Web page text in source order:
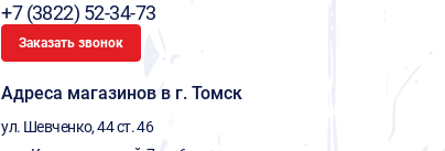
+7 (3822) 52-34-73
Заказать звонок
Адреса магазинов в г. Томск
ул. Шевченко, 44 ст. 46